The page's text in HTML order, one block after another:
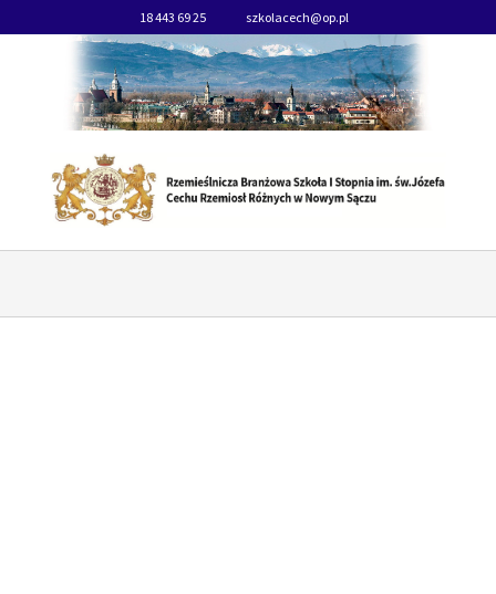
18 443 69 25 szkolacech@op.pl